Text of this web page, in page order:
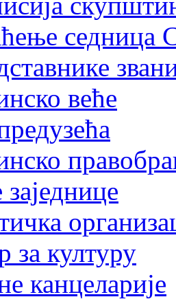
седница
веће
за културу
канцеларије